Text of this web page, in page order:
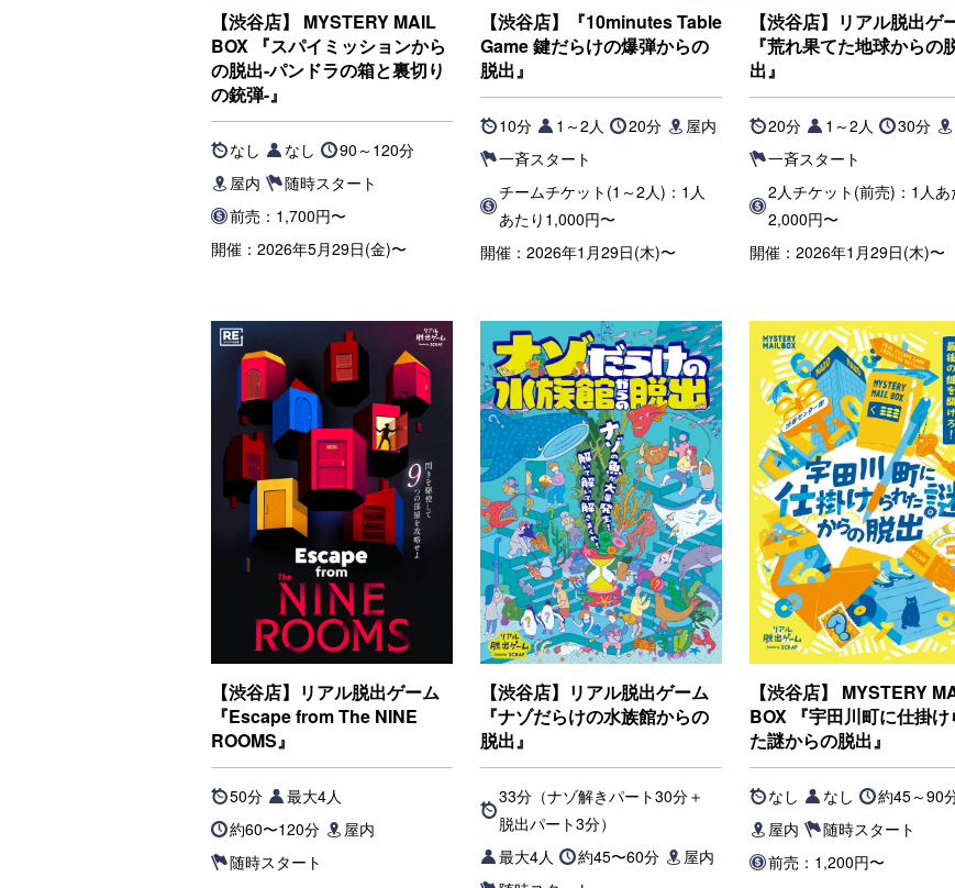
【渋谷店】 MYSTERY MAIL
BOX 『スパイミッションから
の脱出-パンドラの箱と裏切り
の銃弾-』
なし なし
90～120分
屋内
随時スタート
前売：1,700円〜
開催：2026年5月29日(金)〜
【渋谷店】『10minutes Table
Game 鍵だらけの爆弾からの
脱出』
10分 1～2人 20分
屋内
一斉スタート
チームチケット(1～2人)：1人
あたり1,000円〜
開催：2026年1月29日(木)〜
【渋谷店】リアル脱出ゲ
『荒れ果てた地球からの
出』
20分 1～2人 30分
一斉スタート
2人チケット(前売)：1人あ
2,000円〜
開催：2026年1月29日(木)〜
【渋谷店】リアル脱出ゲーム
『Escape from The NINE
ROOMS』
50分
最大4人
約60〜120分
屋内
随時スタート
【渋谷店】リアル脱出ゲーム
『ナゾだらけの水族館からの
脱出』
33分（ナゾ解きパート30分＋
脱出パート3分）
最大4人
約45〜60分
屋内
【渋谷店】 MYSTERY
BOX 『宇田川町に仕掛け
た謎からの脱出』
なし なし
約45～90
屋内
随時スタート
前売：1,200円〜